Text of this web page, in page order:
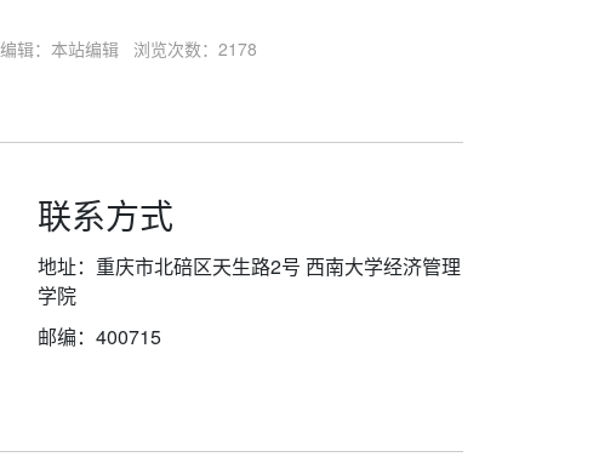
辑：本站编辑 浏览次数： 2178
联系方式
地址：重庆市北碚区天生路2号 西南大学经济管理
学院
邮编：400715